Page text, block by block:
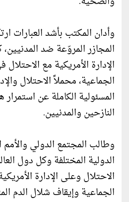
وأدان المكتب بأشد العبارات
المجازر المروّعة ضد
الإدارة الأمريكية مع الاحتلال
الجماعية، محملاً الاحتلال
المسئولية الكاملة عن
النازحين والمدنيين.
وطالب المجتمع الدولي
الدولية المختلفة وكل دول
الاحتلال وعلى الإدارة
الجماعية وإيقاف شلال الدم